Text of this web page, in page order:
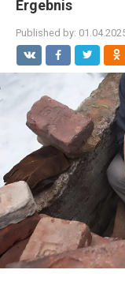
Ergebnis
Published by: